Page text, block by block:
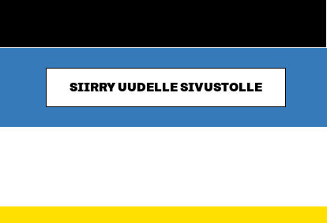
SIIRRY UUDELLE SIVUSTOLLE